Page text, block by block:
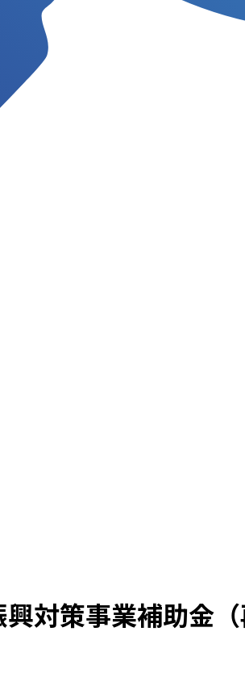
対策事業補助金（